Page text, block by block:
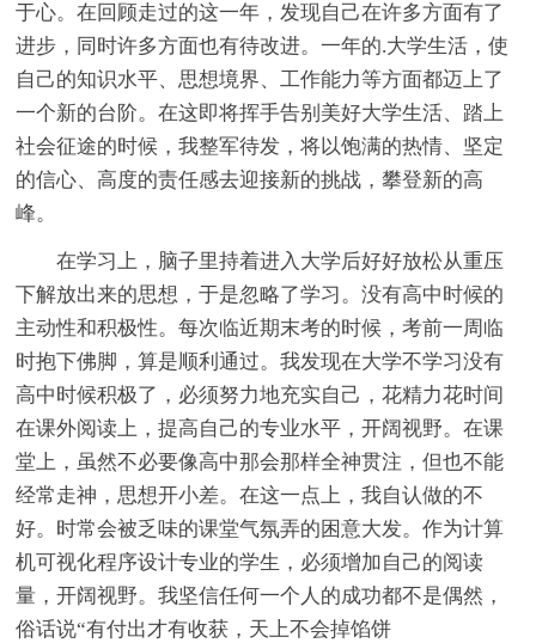
于心。在回顾走过的这一年，发现自己在许多方面有了
进步，同时许多方面也有待改进。一年的.大学生活，使
自己的知识水平、思想境界、工作能力等方面都迈上了
一个新的台阶。在这即将挥手告别美好大学生活、踏上
社会征途的时候，我整军待发，将以饱满的热情、坚定
的信心、高度的责任感去迎接新的挑战，攀登新的高
峰。
在学习上，脑子里持着进入大学后好好放松从重压
下解放出来的思想，于是忽略了学习。没有高中时候的
主动性和积极性。每次临近期末考的时候，考前一周临
时抱下佛脚，算是顺利通过。我发现在大学不学习没有
高中时候积极了，必须努力地充实自己，花精力花时间
在课外阅读上，提高自己的专业水平，开阔视野。在课
堂上，虽然不必要像高中那会那样全神贯注，但也不能
经常走神，思想开小差。在这一点上，我自认做的不
好。时常会被乏味的课堂气氛弄的困意大发。作为计算
机可视化程序设计专业的学生，必须增加自己的阅读
量，开阔视野。我坚信任何一个人的成功都不是偶然，
俗话说“有付出才有收获，天上不会掉馅饼